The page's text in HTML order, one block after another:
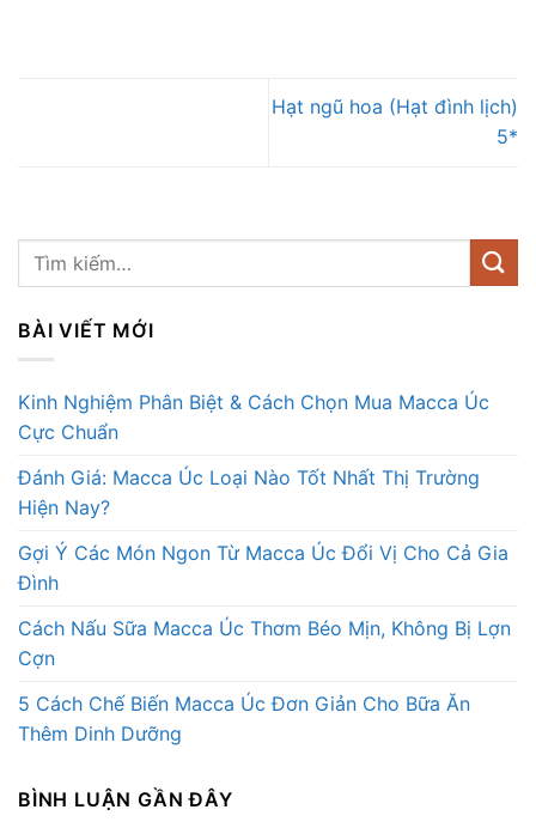
Hạt ngũ hoa (Hạt đình lịch)
5*
BÀI VIẾT MỚI
Kinh Nghiệm Phân Biệt & Cách Chọn Mua Macca Úc
Cực Chuẩn
Đánh Giá: Macca Úc Loại Nào Tốt Nhất Thị Trường
Hiện Nay?
Gợi Ý Các Món Ngon Từ Macca Úc Đổi Vị Cho Cả Gia
Đình
Cách Nấu Sữa Macca Úc Thơm Béo Mịn, Không Bị Lợn
Cợn
5 Cách Chế Biến Macca Úc Đơn Giản Cho Bữa Ăn
Thêm Dinh Dưỡng
BÌNH LUẬN GẦN ĐÂY